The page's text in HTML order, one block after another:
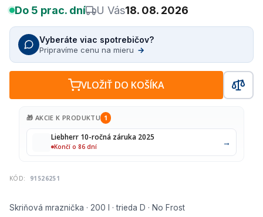
Skriňová mraznička · 200 l · trieda D · No Frost
Do 5 prac. dní U Vás18. 08. 2026
Vyberáte viac spotrebičov?
Pripravíme cenu na mieru →
VLOŽIŤ DO KOŠÍKA
🎁 AKCIE K PRODUKTU 1
Liebherr 10-ročná záruka 2025
Končí o 86 dní →
KÓD: 91526251